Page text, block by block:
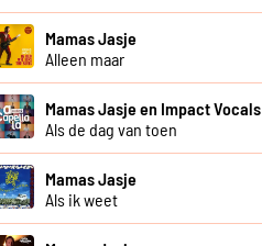
Mamas Jasje
Alleen maar
Mamas Jasje en Impact Vocals
Als de dag van toen
Mamas Jasje
Als ik weet